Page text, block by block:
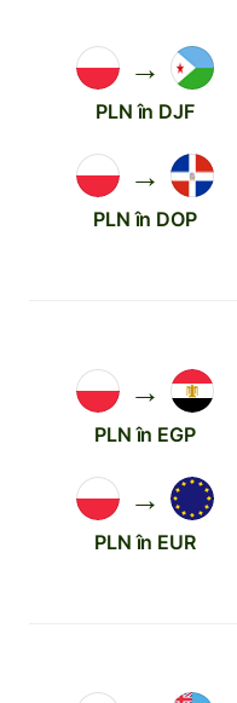
→
PLN în DJF
→
PLN în DOP
→
PLN în EGP
→
PLN în EUR